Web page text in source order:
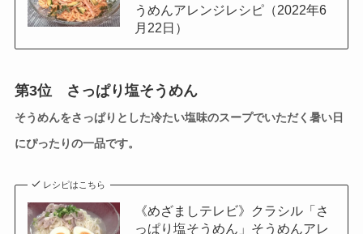
うめんアレンジレシピ（2022年6
月22日）
第3位 さっぱり塩そうめん
そうめんをさっぱりとした冷たい塩味のスープでいただく暑い日
にぴったりの一品です。
レシピはこちら
《めざましテレビ》クラシル「さ
っぱり塩そうめん」そうめんアレ